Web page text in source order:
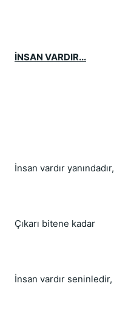
İNSAN VARDIR...
İnsan vardır yanındadır,
Çıkarı bitene kadar
İnsan vardır seninledir,